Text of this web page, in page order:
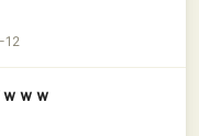
12
ｗｗ